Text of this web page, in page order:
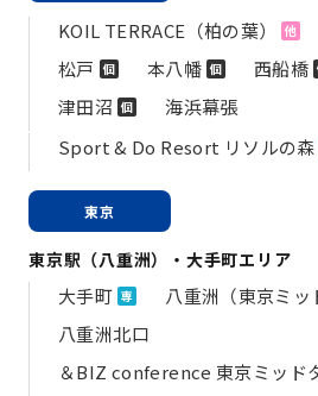
KOIL TERRACE（柏の葉） 他
松戸 個 本八幡 個 西船橋
津田沼 個
海浜幕張
Sport & Do Resort リソルの森
東京
東京駅（八重洲）・大手町エリア
大手町 専 八重洲（東京ミッ
八重洲北口
＆BIZ conference 東京ミッド